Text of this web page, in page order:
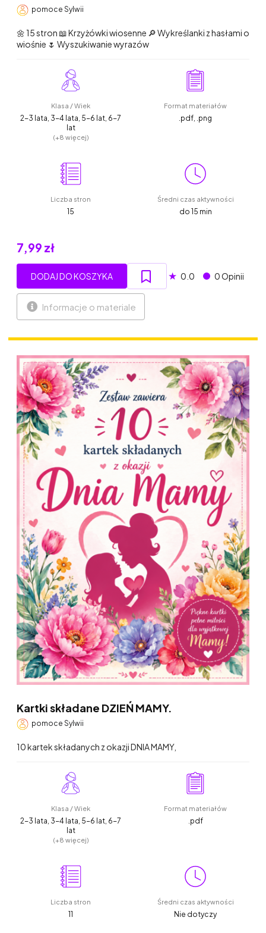
pomoce Sylwii
🌼 15 stron 📖 Krzyżówki wiosenne 🔎 Wykreślanki z hasłami o
wiośnie 🌷 Wyszukiwanie wyrazów
Klasa / Wiek
2-3 lata, 3-4 lata, 5-6 lat, 6-7
lat
(+8 więcej)
Format materiałów
.pdf, .png
Liczba stron
15
Średni czas aktywności
do 15 min
7,99 zł
DODAJ DO KOSZYKA ★ 0.0 0 Opinii
Informacje o materiale
Kartki składane DZIEŃ MAMY.
pomoce Sylwii
10 kartek składanych z okazji DNIA MAMY,
Klasa / Wiek
2-3 lata, 3-4 lata, 5-6 lat, 6-7
lat
(+8 więcej)
Format materiałów
.pdf
Liczba stron
11
Średni czas aktywności
Nie dotyczy